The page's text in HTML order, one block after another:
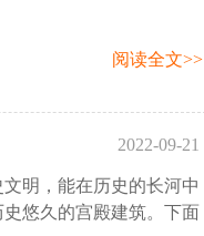
阅读全文>>
2022-09-21
15:14:13
明，能在历史的长河中
悠久的宫殿建筑。下面